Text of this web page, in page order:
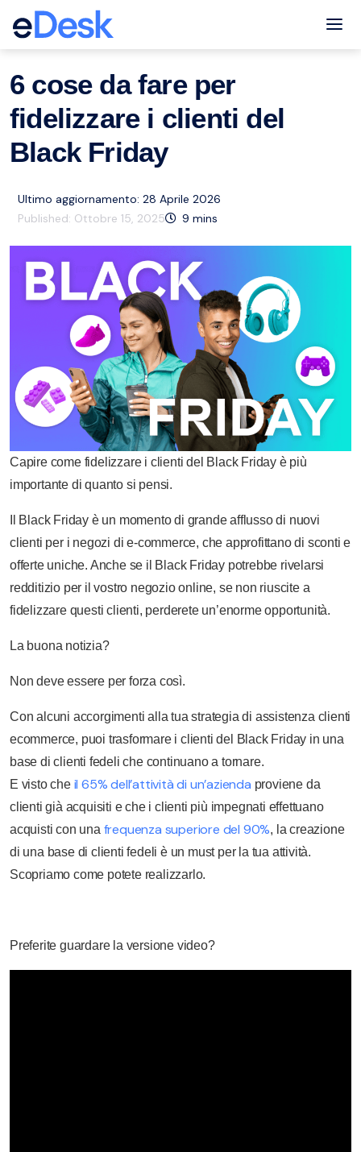
eCommerce Support Central Risorse
6 cose da fare per
fidelizzare i clienti del
Black Friday
Ultimo aggiornamento: 28 Aprile 2026
Published: Ottobre 15, 2025 9 mins
Capire come fidelizzare i clienti del Black Friday è più
importante di quanto si pensi.
Il Black Friday è un momento di grande afflusso di nuovi
clienti per i negozi di e-commerce, che approfittano di sconti e
offerte uniche. Anche se il Black Friday potrebbe rivelarsi
redditizio per il vostro negozio online, se non riuscite a
fidelizzare questi clienti, perderete un’enorme opportunità.
La buona notizia?
Non deve essere per forza così.
Con alcuni accorgimenti alla tua strategia di assistenza clienti
ecommerce, puoi trasformare i clienti del Black Friday in una
base di clienti fedeli che continuano a tornare.
E visto che il 65% dell’attività di un’azienda proviene da
clienti già acquisiti e che i clienti più impegnati effettuano
acquisti con una frequenza superiore del 90%, la creazione
di una base di clienti fedeli è un must per la tua attività.
Scopriamo come potete realizzarlo.
Preferite guardare la versione video?